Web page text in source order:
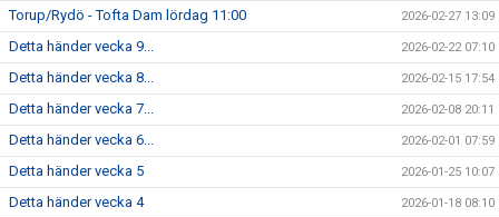
Torup/Rydö - Tofta Dam lördag 11:00 2026-02-27 13:09
Detta händer vecka 9... 2026-02-22 07:10
Detta händer vecka 8... 2026-02-15 17:54
Detta händer vecka 7... 2026-02-08 20:11
Detta händer vecka 6... 2026-02-01 07:59
Detta händer vecka 5 2026-01-25 10:07
Detta händer vecka 4 2026-01-18 08:10